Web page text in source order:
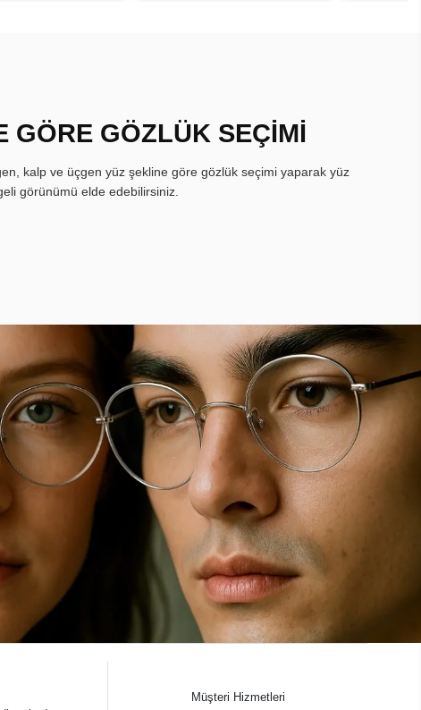
GÖRE GÖZLÜK SEÇİMİ
kalp ve üçgen yüz şekline göre gözlük seçimi yaparak yüz
görünümü elde edebilirsiniz.
Müşteri Hizmetleri